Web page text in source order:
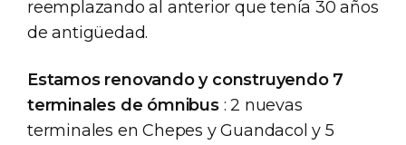
reemplazando al anterior que tenía 30 años
de antigüedad.
Estamos renovando y construyendo 7
terminales de ómnibus: 2 nuevas
terminales en Chepes y Guandacol y 5